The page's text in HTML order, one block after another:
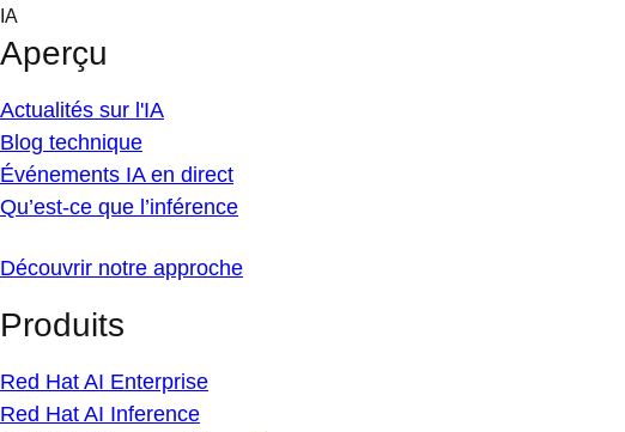
Skip
content
IA
Aperçu
Actualités sur l'IA
Blog technique
Événements IA en direct
Qu’est-ce que l’inférence
Découvrir notre approche
Produits
Red Hat AI Enterprise
Red Hat AI Inference